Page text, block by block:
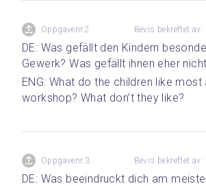
Oppgavenr.2 Bevis bekreftet
DE: Was gefällt den Kindern
Gewerk? Was gefällt ihnen eher
ENG: What do the children like
workshop? What don’t they like?
Oppgavenr.3 Bevis bekreftet
DE: Was beeindruckt dich am